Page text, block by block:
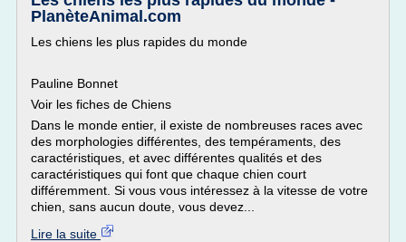
PlanèteAnimal.com
Les chiens les plus rapides du monde
Pauline Bonnet
Voir les fiches de Chiens
Dans le monde entier, il existe de nombreuses races avec
des morphologies différentes, des tempéraments, des
caractéristiques, et avec différentes qualités et des
caractéristiques qui font que chaque chien court
différemment. Si vous vous intéressez à la vitesse de votre
chien, sans aucun doute, vous devez...
Lire la suite